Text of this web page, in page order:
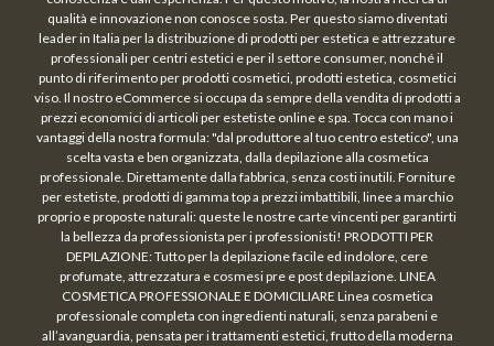
qualità e innovazione non conosce sosta. Per questo siamo diventati
leader in Italia per la distribuzione di prodotti per estetica e attrezzature
professionali per centri estetici e per il settore consumer, nonché il
punto di riferimento per prodotti cosmetici, prodotti estetica, cosmetici
viso. Il nostro eCommerce si occupa da sempre della vendita di prodotti a
prezzi economici di articoli per estetiste online e spa. Tocca con mano i
vantaggi della nostra formula: "dal produttore al tuo centro estetico", una
scelta vasta e ben organizzata, dalla depilazione alla cosmetica
professionale. Direttamente dalla fabbrica, senza costi inutili. Forniture
per estetiste, prodotti di gamma top a prezzi imbattibili, linee a marchio
proprio e proposte naturali: queste le nostre carte vincenti per garantirti
la bellezza da professionista per i professionisti! PRODOTTI PER
DEPILAZIONE: Tutto per la depilazione facile ed indolore, cere
profumate, attrezzatura e cosmesi pre e post depilazione. LINEA
COSMETICA PROFESSIONALE E DOMICILIARE Linea cosmetica
professionale completa con ingredienti naturali, senza parabeni e
all’avanguardia, pensata per i trattamenti estetici, frutto della moderna